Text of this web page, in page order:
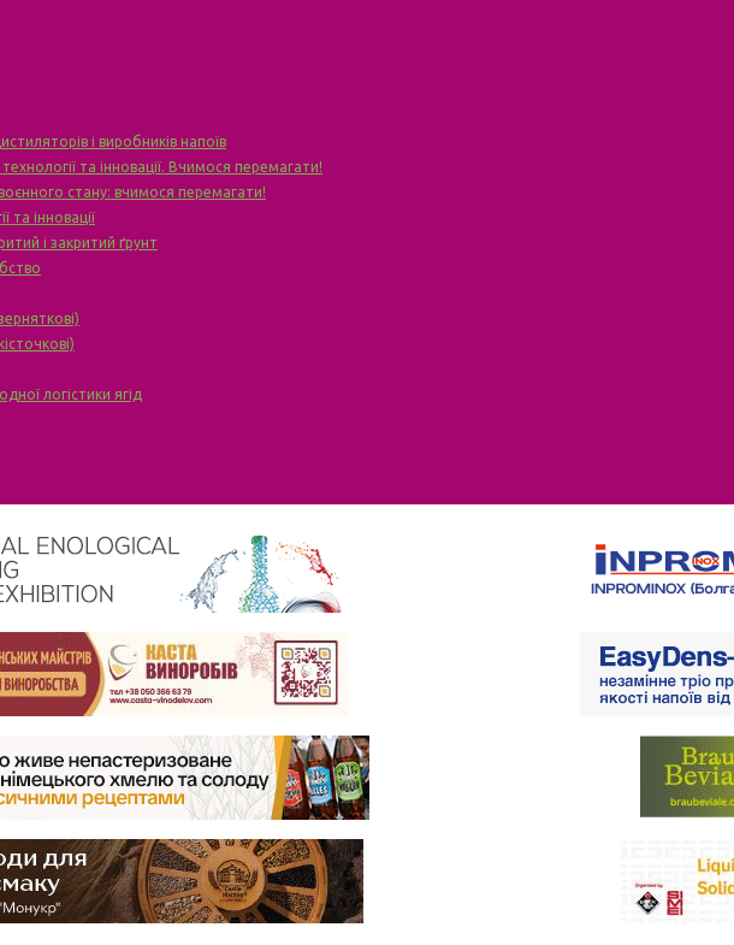
і виробників напоїв
та інновації. Вчимося перемагати!
стану: вчимося перемагати!
та інновації
і закритий ґрунт
логістики ягід